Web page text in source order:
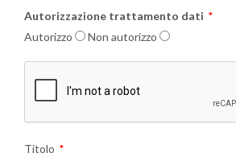
Autorizzazione trattamento dati
Autorizzo
Non autorizzo
Titolo